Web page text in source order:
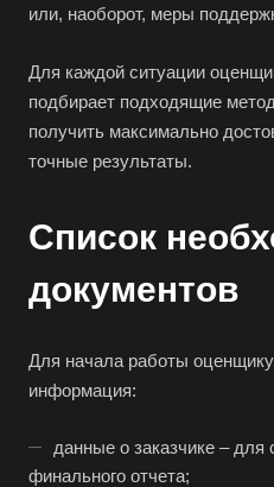
или, наоборот, меры
Для каждой ситуации
подбирает подходящие
получить максимально
точные результаты.
Список
документов
Для начала работы
информация:
данные о заказчике – для
финального отчета;
Апрелевка
Арзамас
Архангельск
Асбест
Астрахань
Ачинск
Аша
Баймак
Балаково